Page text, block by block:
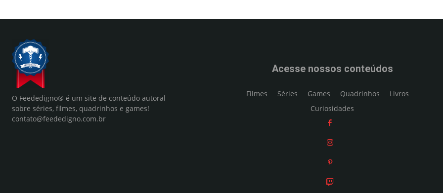
O Feededigno® é um site de conteúdo autoral
sobre séries, filmes, quadrinhos e games!
contato@feededigno.com.br
Acesse nossos conteúdos
Filmes Séries Games Quadrinhos
Livros
Curiosidades